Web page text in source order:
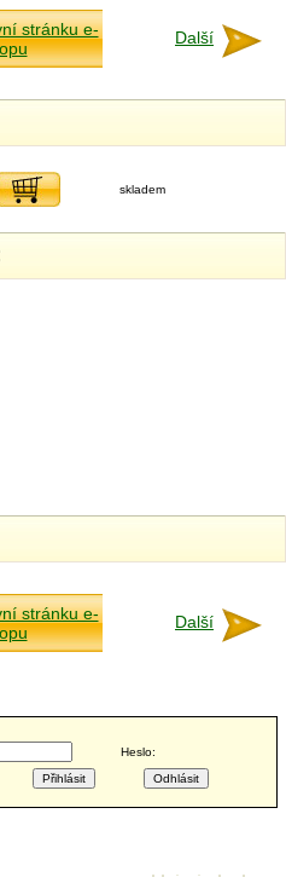
stránku e-
Další
skladem
stránku e-
Další
Heslo: